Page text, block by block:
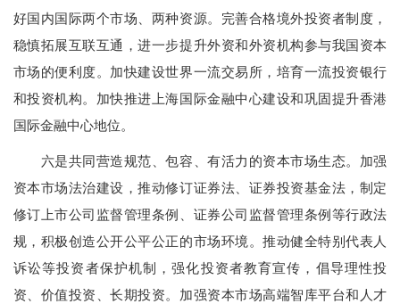
好国内国际两个市场、两种资源。完善合格境外投资者制度，
稳慎拓展互联互通，进一步提升外资和外资机构参与我国资本
市场的便利度。加快建设世界一流交易所，培育一流投资银行
和投资机构。加快推进上海国际金融中心建设和巩固提升香港
国际金融中心地位。
六是共同营造规范、包容、有活力的资本市场生态。加强
资本市场法治建设，推动修订证券法、证券投资基金法，制定
修订上市公司监督管理条例、证券公司监督管理条例等行政法
规，积极创造公开公平公正的市场环境。推动健全特别代表人
诉讼等投资者保护机制，强化投资者教育宣传，倡导理性投
资、价值投资、长期投资。加强资本市场高端智库平台和人才